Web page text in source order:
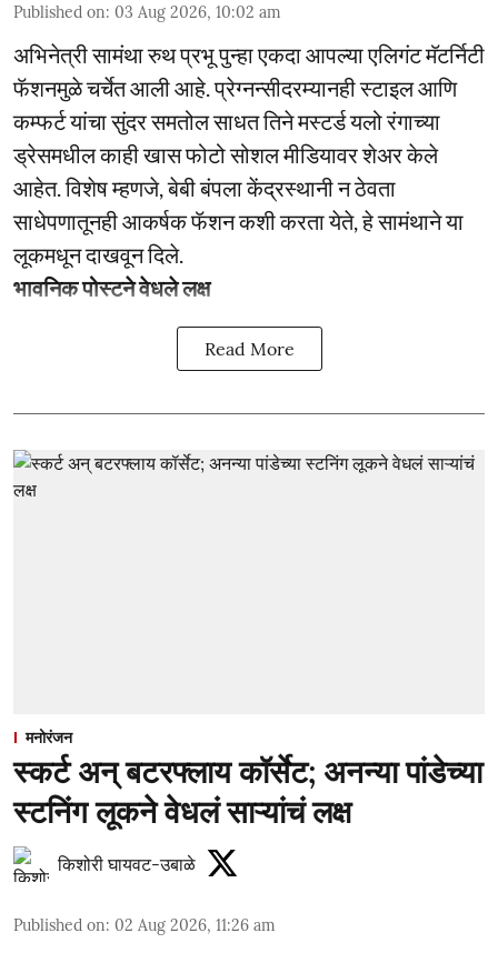
Published on: 03 Aug 2026, 10:02 am
अभिनेत्री सामंथा रुथ प्रभू पुन्हा एकदा आपल्या एलिगंट मॅटर्निटी
फॅशनमुळे चर्चेत आली आहे. प्रेग्नन्सीदरम्यानही स्टाइल आणि
कम्फर्ट यांचा सुंदर समतोल साधत तिने मस्टर्ड यलो रंगाच्या
ड्रेसमधील काही खास फोटो सोशल मीडियावर शेअर केले
आहेत. विशेष म्हणजे, बेबी बंपला केंद्रस्थानी न ठेवता
साधेपणातूनही आकर्षक फॅशन कशी करता येते, हे सामंथाने या
लूकमधून दाखवून दिले.
भावनिक पोस्टने वेधले लक्ष
Read More
मनोरंजन
स्कर्ट अन् बटरफ्लाय कॉर्सेट; अनन्या पांडेच्या
स्टनिंग लूकने वेधलं साऱ्यांचं लक्ष
किशोरी घायवट-उबाळे
Published on: 02 Aug 2026, 11:26 am